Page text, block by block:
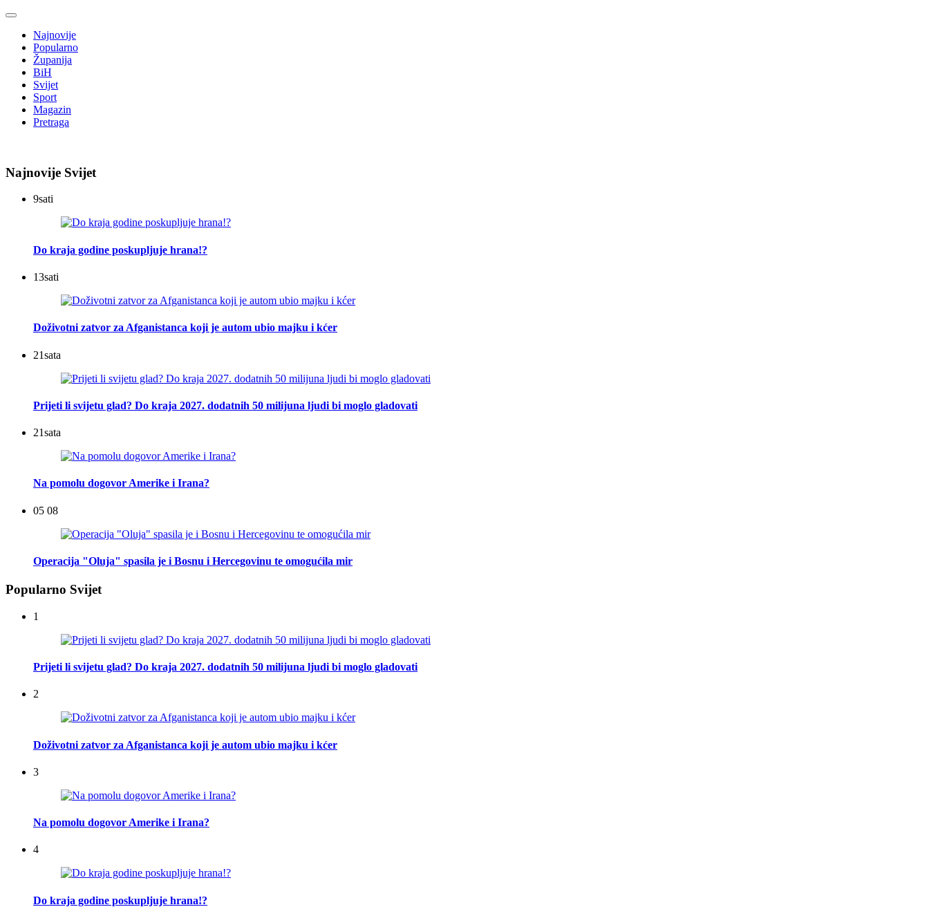
Najnovije
Popularno
Županija
BiH
Svijet
Sport
Magazin
Pretraga
Najnovije Svijet
9sati
Do kraja godine poskupljuje hrana!?
13sati
Doživotni zatvor za Afganistanca koji je autom ubio majku i kćer
21sata
Prijeti li svijetu glad? Do kraja 2027. dodatnih 50 milijuna ljudi bi moglo gladovati
21sata
Na pomolu dogovor Amerike i Irana?
05 08
Operacija "Oluja" spasila je i Bosnu i Hercegovinu te omogućila mir
Popularno Svijet
1
Prijeti li svijetu glad? Do kraja 2027. dodatnih 50 milijuna ljudi bi moglo gladovati
2
Doživotni zatvor za Afganistanca koji je autom ubio majku i kćer
3
Na pomolu dogovor Amerike i Irana?
4
Do kraja godine poskupljuje hrana!?